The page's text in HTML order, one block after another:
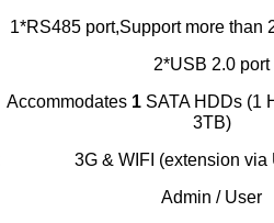
1*RS485 port,Support more than
2*USB 2.0 port
Accommodates 1 SATA HDDs (1
3TB)
3G & WIFI (extension via
Admin / User